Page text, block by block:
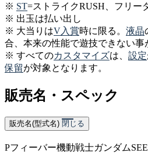
※ ST=ストライクRUSH、フリー
※ 出玉は払い出し
※ 大当りはV入賞時に限る。 液晶
合、本来の性能で遊技できない事
※ すべてのカスタマイズは、 設定
保留が対象となります。
販売名・スペック
販売名(型式名) 閉じる
Pフィーバー機動戦士ガンダム